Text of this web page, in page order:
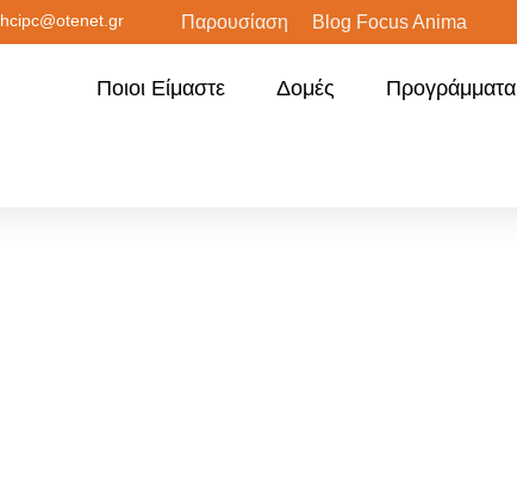
hcipc@otenet.gr Παρουσίαση Blog Focus Anima
Ποιοι Είμαστε Δομές Προγράμματα